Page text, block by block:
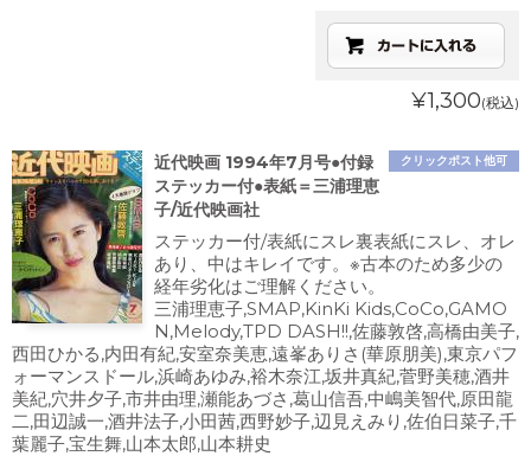
¥1,300(税込)
クリックポスト他可
近代映画 1994年7月号●付録
ステッカー付●表紙＝三浦理恵
子/近代映画社
ステッカー付/表紙にスレ裏表紙にスレ、オレ
あり、中はキレイです。※古本のため多少の
経年劣化はご理解ください。
三浦理恵子,SMAP,KinKi Kids,CoCo,GAMO
N,Melody,TPD DASH!!,佐藤敦啓,高橋由美子,
西田ひかる,内田有紀,安室奈美恵,遠峯ありさ(華原朋美),東京パフ
ォーマンスドール,浜崎あゆみ,裕木奈江,坂井真紀,菅野美穂,酒井
美紀,穴井夕子,市井由理,瀬能あづさ,葛山信吾,中嶋美智代,原田龍
二,田辺誠一,酒井法子,小田茜,西野妙子,辺見えみり,佐伯日菜子,千
葉麗子,宝生舞,山本太郎,山本耕史